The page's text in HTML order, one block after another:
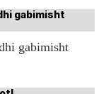
gabimisht